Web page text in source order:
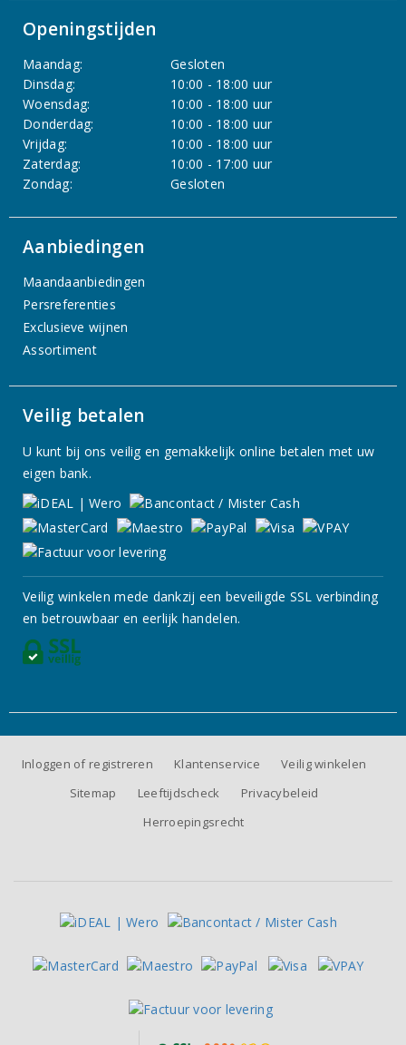
Openingstijden
Maandag:
Gesloten
Dinsdag:
10:00 - 18:00 uur
Woensdag:
10:00 - 18:00 uur
Donderdag:
10:00 - 18:00 uur
Vrijdag:
10:00 - 18:00 uur
Zaterdag:
10:00 - 17:00 uur
Zondag:
Gesloten
Aanbiedingen
Maandaanbiedingen
Persreferenties
Exclusieve wijnen
Assortiment
Veilig betalen
U kunt bij ons veilig en gemakkelijk online betalen met uw
eigen bank.
Veilig winkelen mede dankzij een beveiligde SSL verbinding
en betrouwbaar en eerlijk handelen.
Inloggen of registreren Klantenservice
Veilig winkelen
Sitemap
Leeftijdscheck
Privacybeleid
Herroepingsrecht